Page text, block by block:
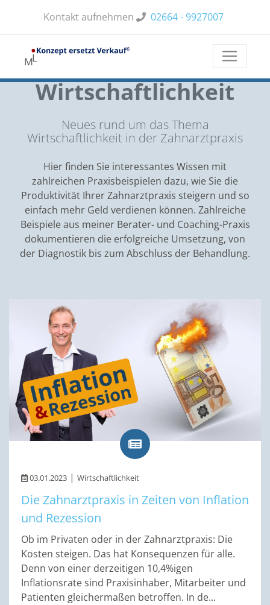
Kontakt aufnehmen 02664 - 9927007
Wirtschaftlichkeit
Neues rund um das Thema
Wirtschaftlichkeit in der Zahnarztpraxis
Hier finden Sie interessantes Wissen mit
zahlreichen Praxisbeispielen dazu, wie Sie die
Produktivität Ihrer Zahnarztpraxis steigern und so
einfach mehr Geld verdienen können. Zahlreiche
Beispiele aus meiner Berater- und Coaching-Praxis
dokumentieren die erfolgreiche Umsetzung, von
der Diagnostik bis zum Abschluss der Behandlung.
03.01.2023 |Wirtschaftlichkeit
Die Zahnarztpraxis in Zeiten von Inflation
und Rezession
Ob im Privaten oder in der Zahnarztpraxis: Die
Kosten steigen. Das hat Konsequenzen für alle.
Denn von einer derzeitigen 10,4%igen
Inflationsrate sind Praxisinhaber, Mitarbeiter und
Patienten gleichermaßen betroffen. In de...